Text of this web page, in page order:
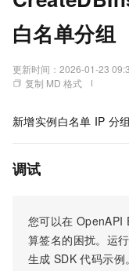
白名单分组
更新时间： 2026-01-23
复制 MD 格式
新增实例白名单 IP 分组
调试
您可以在 OpenAPI
算签名的困扰。运
生成 SDK 代码示例。